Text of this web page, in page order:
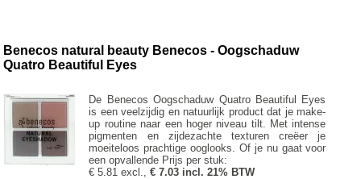
Benecos natural beauty Benecos - Oogschaduw
Quatro Beautiful Eyes
De Benecos Oogschaduw Quatro Beautiful Eyes
is een veelzijdig en natuurlijk product dat je make-
up routine naar een hoger niveau tilt. Met intense
pigmenten en zijdezachte texturen creëer je
moeiteloos prachtige ooglooks. Of je nu gaat voor
een opvallende Prijs per stuk:
€ 5.81 excl.,€ 7.03 incl. 21% BTW